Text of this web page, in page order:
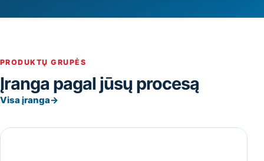
PRODUKTŲ GRUPĖS
Įranga pagal jūsų procesą
Visa įranga→